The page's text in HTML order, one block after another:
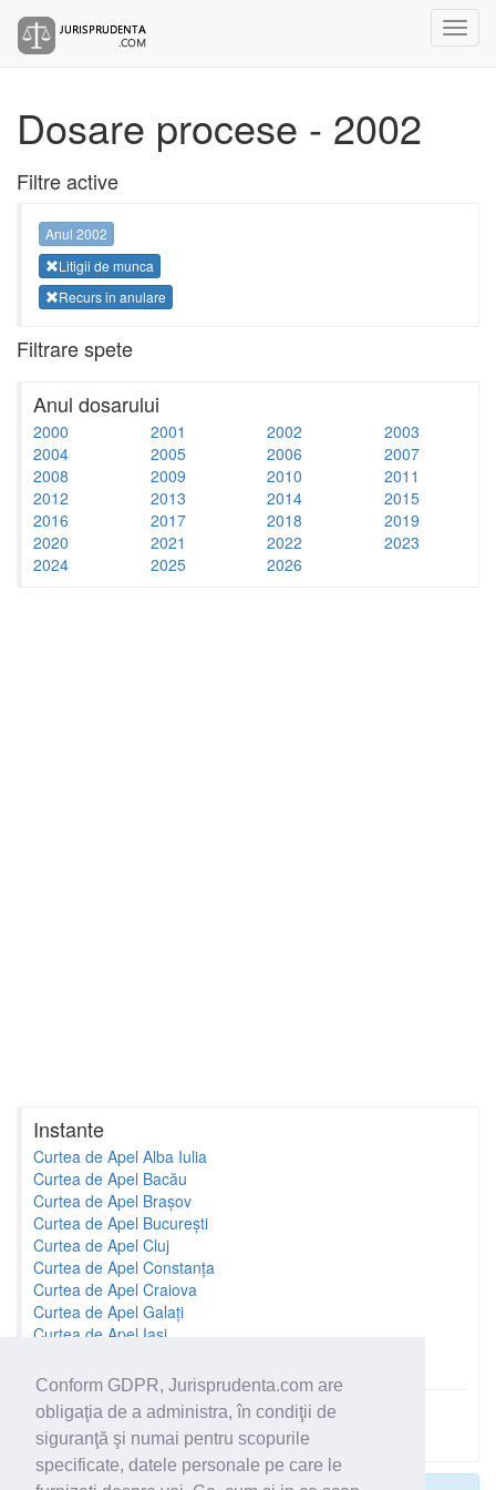
Conform GDPR, Jurisprudenta.com are
obligaţia de a administra, în condiţii de
siguranţă şi numai pentru scopurile
specificate, datele personale pe care le
Dosare procese - 2002
Filtre active
Anul 2002
Litigii de munca
Recurs in anulare
Filtrare spete
Anul dosarului
2000 2001 2002
2003
2004
2005 2006
2007
2008
2009 2010
2011
2012
2013 2014
2015
2016
2017 2018
2019
2020
2021 2022
2023
2024
2025 2026
Instante
Curtea de Apel Alba Iulia
Curtea de Apel Bacău
Curtea de Apel Brașov
Curtea de Apel București
Curtea de Apel Cluj
Curtea de Apel Constanța
Curtea de Apel Craiova
Curtea de Apel Galați
Curtea de Apel Iași
Toate instantele